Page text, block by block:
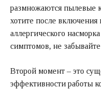
размножаются пылевые
хотите после включения
аллергического
симптомов, не
Второй момент – это
эффективности работы